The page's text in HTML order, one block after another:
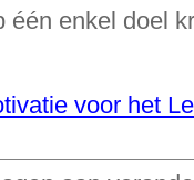
één enkel doel
voor het